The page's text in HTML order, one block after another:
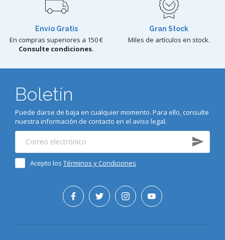
Envío Gratis
En compras superiores a 150 €
Consulte condiciones.
Gran Stock
Miles de artículos en stock.
Boletín
Puede darse de baja en cualquier momento. Para ello, consulte
nuestra información de contacto en el aviso legal.
Acepto los Términos y Condiciones